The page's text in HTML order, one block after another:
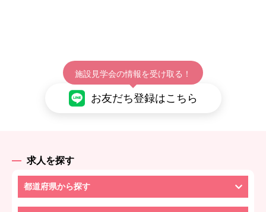
施設見学会の情報を受け取る！
お友だち登録はこちら
求人を探す
都道府県から探す